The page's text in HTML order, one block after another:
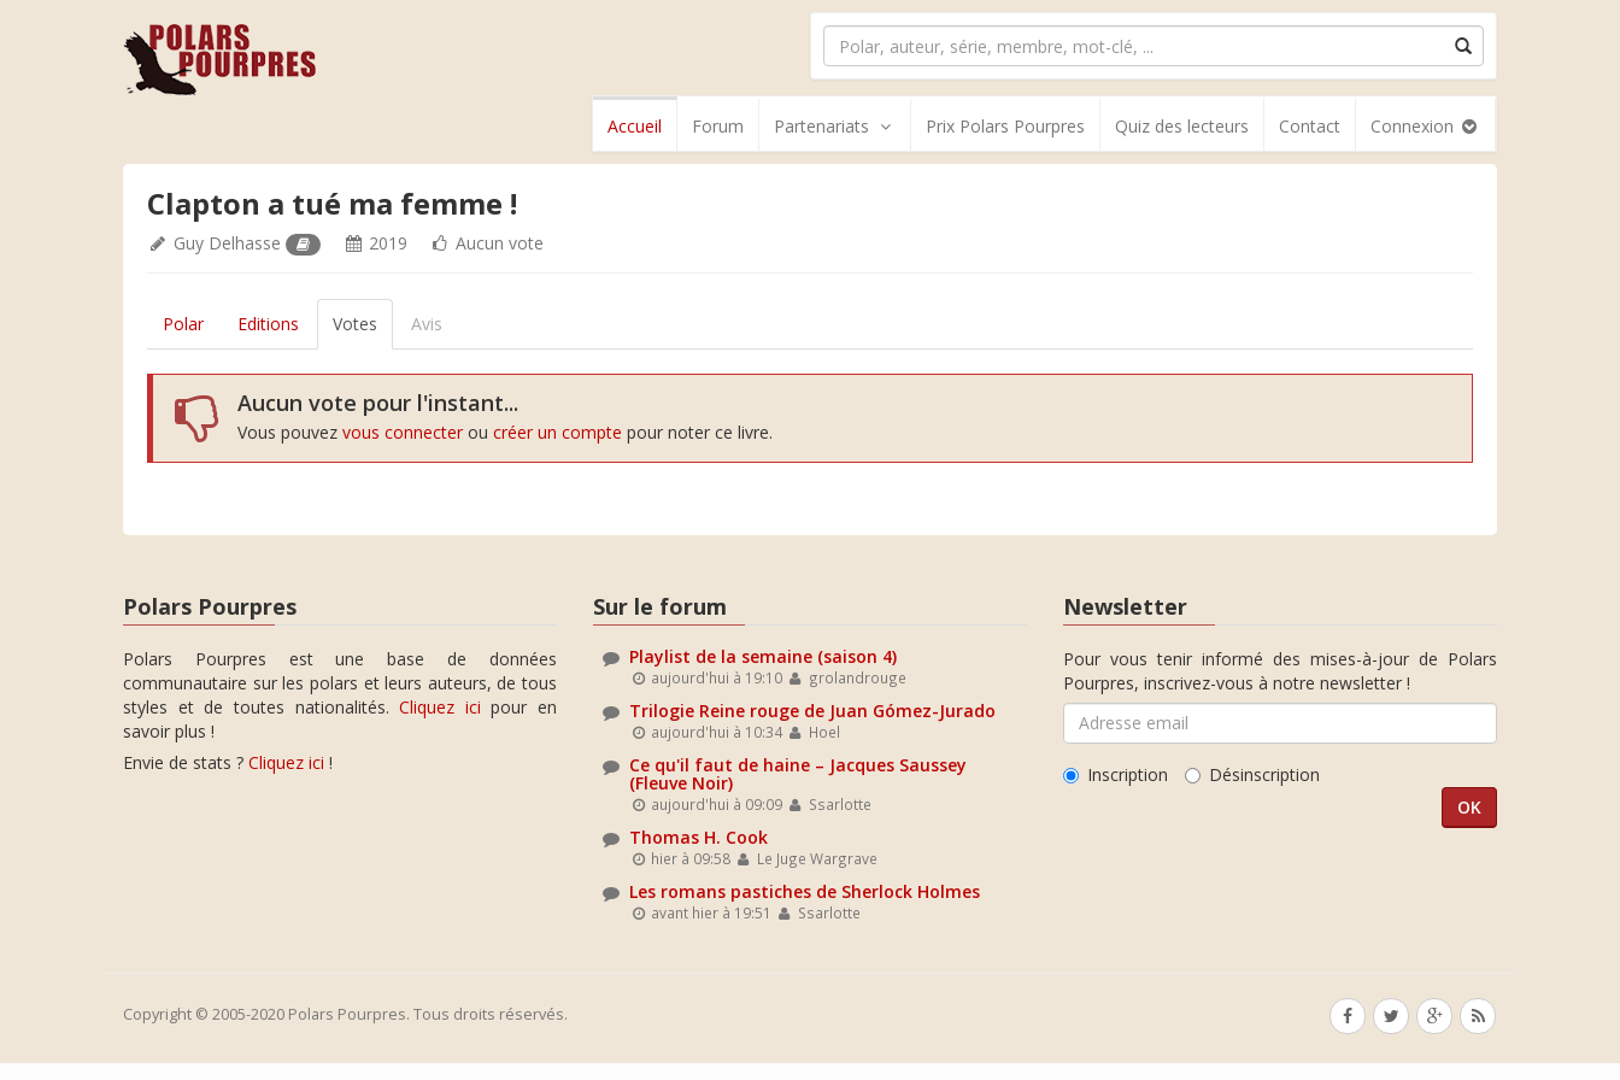
Accueil Forum Partenariats Prix Polars Pourpres Quiz des lecteurs Contact Connexion
Clapton a tué ma femme !
Guy Delhasse 2019 Aucun vote
Polar Editions Votes Avis
Aucun vote pour l'instant...
Vous pouvez vous connecter ou créer un compte pour noter ce livre.
Polars Pourpres
Polars Pourpres est une base de données
communautaire sur les polars et leurs auteurs, de tous
styles et de toutes nationalités.Cliquez ici pour en
savoir plus !
Envie de stats ? Cliquez ici !
Sur le forum
Playlist de la semaine (saison 4)
aujourd'hui à 19:10 grolandrouge
Trilogie Reine rouge de Juan Gómez-Jurado
aujourd'hui à 10:34 Hoel
Ce qu'il faut de haine – Jacques Saussey
(Fleuve Noir)
aujourd'hui à 09:09 Ssarlotte
Thomas H. Cook
hier à 09:58 Le Juge Wargrave
Les romans pastiches de Sherlock Holmes
avant hier à 19:51 Ssarlotte
Newsletter
Pour vous tenir informé des mises-à-jour de Polars
Pourpres, inscrivez-vous à notre newsletter !
Inscription Désinscription
Copyright © 2005-2020 Polars Pourpres. Tous droits réservés.